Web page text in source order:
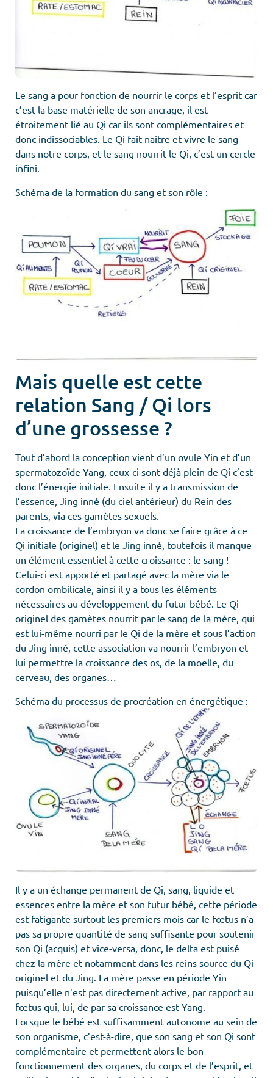
Le sang a pour fonction de nourrir le corps et l’esprit car
c’est la base matérielle de son ancrage, il est
étroitement lié au Qi car ils sont complémentaires et
donc indissociables. Le Qi fait naitre et vivre le sang
dans notre corps, et le sang nourrit le Qi, c’est un cercle
infini.
Schéma de la formation du sang et son rôle :
Mais quelle est cette
relation Sang / Qi lors
d’une grossesse ?
Tout d’abord la conception vient d’un ovule Yin et d’un
spermatozoïde Yang, ceux-ci sont déjà plein de Qi c’est
donc l’énergie initiale. Ensuite il y a transmission de
l’essence, Jing inné (du ciel antérieur) du Rein des
parents, via ces gamètes sexuels.
La croissance de l’embryon va donc se faire grâce à ce
Qi initiale (originel) et le Jing inné, toutefois il manque
un élément essentiel à cette croissance : le sang !
Celui-ci est apporté et partagé avec la mère via le
cordon ombilicale, ainsi il y a tous les éléments
nécessaires au développement du futur bébé. Le Qi
originel des gamètes nourrit par le sang de la mère, qui
est lui-même nourri par le Qi de la mère et sous l’action
du Jing inné, cette association va nourrir l’embryon et
lui permettre la croissance des os, de la moelle, du
cerveau, des organes…
Schéma du processus de procréation en énergétique :
Il y a un échange permanent de Qi, sang, liquide et
essences entre la mère et son futur bébé, cette période
est fatigante surtout les premiers mois car le fœtus n’a
pas sa propre quantité de sang suffisante pour soutenir
son Qi (acquis) et vice-versa, donc, le delta est puisé
chez la mère et notamment dans les reins source du Qi
originel et du Jing. La mère passe en période Yin
puisqu’elle n’est pas directement active, par rapport au
fœtus qui, lui, de par sa croissance est Yang.
Lorsque le bébé est suffisamment autonome au sein de
son organisme, c’est-à-dire, que son sang et son Qi sont
complémentaire et permettent alors le bon
fonctionnement des organes, du corps et de l’esprit, et